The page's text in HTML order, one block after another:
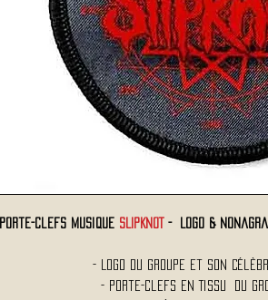
Porte-Clefs Musique SLIPKNOT - Logo &
- Logo du Groupe et son
- Porte-Clefs en Tissu du